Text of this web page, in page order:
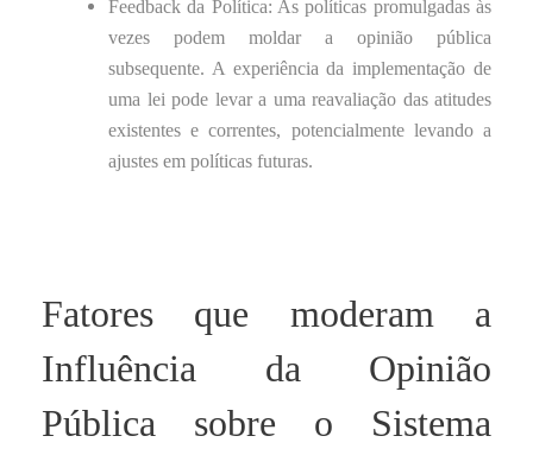
Feedback da Política: As políticas promulgadas às
vezes podem moldar a opinião pública
subsequente. A experiência da implementação de
uma lei pode levar a uma reavaliação das atitudes
existentes e correntes, potencialmente levando a
ajustes em políticas futuras.
Fatores que moderam a
Influência da Opinião
Pública sobre o Sistema